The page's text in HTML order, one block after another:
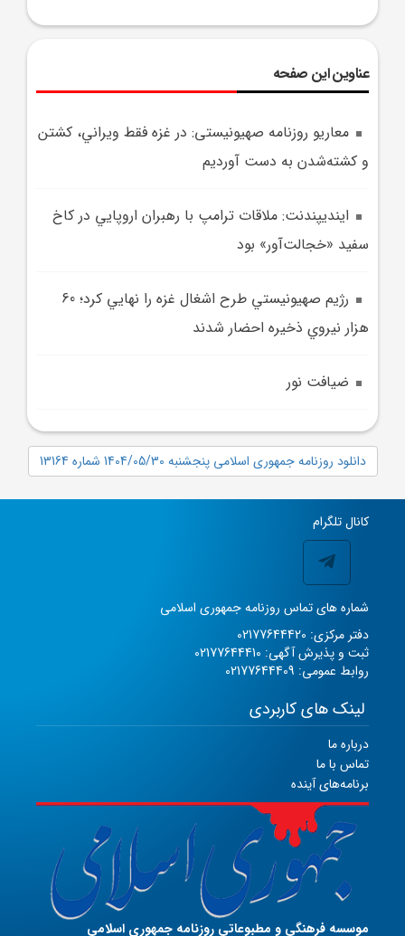
عناوین این صفحه
معاريو روزنامه صهیونیستی: در غزه فقط ويراني، کشتن
و کشته‌شدن به دست آورديم
اينديپندنت: ملاقات ترامپ با رهبران اروپايي در کاخ
سفيد «خجالت‌آور» بود
رژيم صهيونيستي طرح اشغال غزه را نهايي کرد؛ 60
هزار نيروي ذخيره احضار شدند
ضيافت نور
دانلود روزنامه جمهوری اسلامی پنجشنبه 1404/05/30 شماره 13164
کانال تلگرام
شماره های تماس روزنامه جمهوری اسلامی
دفتر مرکزی: 02177644420
ثبت و پذیرش آگهی: 02177644410
روابط عمومی: 02177644409
لینک های کاربردی
درباره ما
تماس با ما
برنامه‌های آینده
موسسه فرهنگی و مطبوعاتی روزنامه جمهوری اسلامی